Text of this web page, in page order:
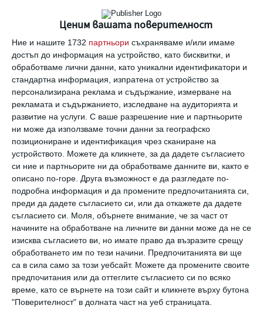
Ценим вашата поверителност
Ние и нашите 1732 партньори съхраняваме и/или имаме
достъп до информация на устройство, като бисквитки, и
обработваме лични данни, като уникални идентификатори и
стандартна информация, изпратена от устройство за
персонализирана реклама и съдържание, измерване на
рекламата и съдържанието, изследване на аудиторията и
развитие на услуги. С ваше разрешение ние и партньорите
ни може да използваме точни данни за географско
позициониране и идентификация чрез сканиране на
устройството. Можете да кликнете, за да дадете съгласието
си ние и партньорите ни да обработваме данните ви, както е
описано по-горе. Друга възможност е да разгледате по-
подробна информация и да промените предпочитанията си,
преди да дадете съгласието си, или да откажете да дадете
съгласието си. Моля, обърнете внимание, че за част от
начините на обработване на личните ви данни може да не се
изисква съгласието ви, но имате право да възразите срещу
обработването им по тези начини. Предпочитанията ви ще
са в сила само за този уебсайт. Можете да промените своите
предпочитания или да оттеглите съгласието си по всяко
време, като се върнете на този сайт и кликнете върху бутона
"Поверителност" в долната част на уеб страницата.
Отделно сипете олиото, нарязаната на
ситно глава лук, червения пипер и каймата.
Когато тази смес се запържи леко, добавете
ориза, предварително промит, и долейте
чаша топла вода. Когато и оризът омекне,
добавете доматеното пюре и изключете
котлона. Когато плънката се охлади,
направете сърмите, наредете в тенджера,
на дъното на която сте разстлали едно
голямо листо зеле и варете на слаб огън
около 50 минути.
Пица от гъби и карфиол
5-6 едри гъби, 1 малка глава карфиол, 2
домата, няколко маслини без костилките, ½
връзка магданоз, зехтин, сол.